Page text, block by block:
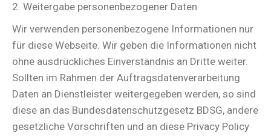
2. Weitergabe personenbezogener Daten
Wir verwenden personenbezogene Informationen nur
für diese Webseite. Wir geben die Informationen nicht
ohne ausdrückliches Einverständnis an Dritte weiter.
Sollten im Rahmen der Auftragsdatenverarbeitung
Daten an Dienstleister weitergegeben werden, so sind
diese an das Bundesdatenschutzgesetz BDSG, andere
gesetzliche Vorschriften und an diese Privacy Policy